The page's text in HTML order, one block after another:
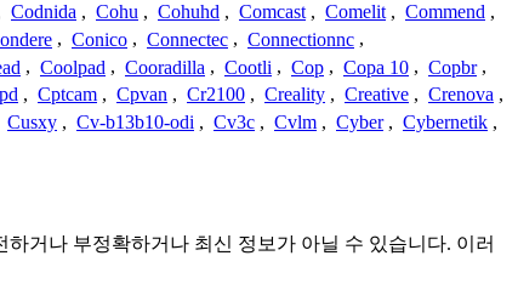
Codnida , Cohu , Cohuhd , Comcast , Comelit , Commend ,
, Conico , Connectec , Connectionnc ,
, Coolpad , Cooradilla , Cootli , Cop , Copa 10 , Copbr ,
, Cptcam , Cpvan , Cr2100 , Creality , Creative , Crenova ,
Cusxy , Cv-b13b10-odi , Cv3c , Cvlm , Cyber , Cybernetik ,
거나 부정확하거나 최신 정보가 아닐 수 있습니다. 이러